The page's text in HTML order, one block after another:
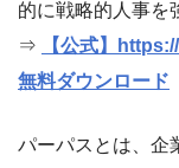
的に戦略的人事を
⇒
【公式】
無料ダウンロード
パーパスとは、企